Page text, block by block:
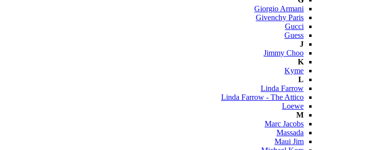
Giorgio Armani
Givenchy Paris
Gucci
Guess
J
Jimmy Choo
K
Kyme
L
Linda Farrow
Linda Farrow - The Attico
Loewe
M
Marc Jacobs
Massada
Maui Jim